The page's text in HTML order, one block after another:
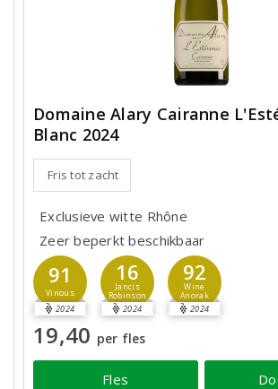
Domaine Alary Cairanne
Blanc 2024
Fris tot zacht
Exclusieve witte Rhône
Zeer beperkt beschikbaar
91
Vinous
2024
16
Jancis
Robinson
2024
92
Wine
Anorak
2024
19,40 per fles
Fles